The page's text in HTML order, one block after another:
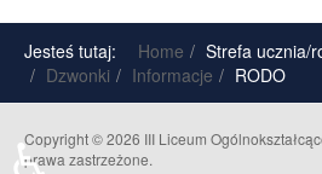
Jesteś tutaj: Home Strefa ucznia/
Dzwonki
Informacje RODO
Copyright © 2026 III Liceum
prawa zastrzeżone.